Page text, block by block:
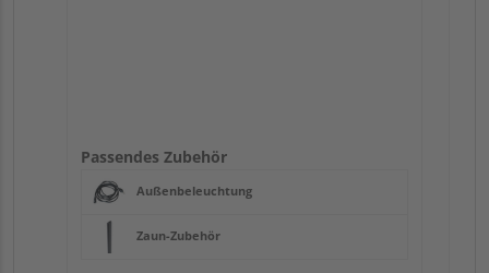
Passendes Zubehör
Außenbeleuchtung
Zaun-Zubehör